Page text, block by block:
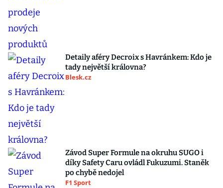
Detaily aféry Decroix s Havránkem: Kdo je
tady největší královna?
Blesk.cz
Závod Super Formule na okruhu SUGO i
díky Safety Caru ovládl Fukuzumi. Staněk
po chybě nedojel
F1 Sport